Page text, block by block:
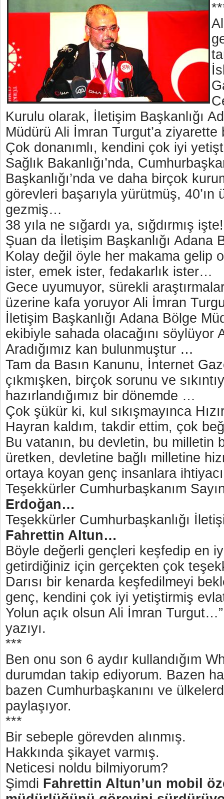
Kurulu olarak, İletişim Başkanlığı
Müdürü Ali İmran Turgut’a
Çok donanımlı, kendini çok iyi
Sağlık Bakanlığı’nda,
Başkanlığı’nda ve daha birçok
görevleri başarıyla yürütmüş, 40’ın
gezmiş…
38 yıla ne sığardı ya, sığdırmış işte!
Şuan da İletişim Başkanlığı Adana
Kolay değil öyle her makama gelip
ister, emek ister, fedakarlık ister…
Gece uyumuyor, sürekli
üzerine kafa yoruyor Ali İmran
İletişim Başkanlığı Adana Bölge
ekibiyle sahada olacağını söylüyor
Aradığımız kan bulunmuştur …
Tam da Basın Kanunu, İnternet
çıkmışken, birçok sorunu ve
hazırlandığımız bir dönemde …
Çok şükür ki, kul sıkışmayınca
Hayran kaldım, takdir ettim, çok
Bu vatanın, bu devletin, bu milletin
üretken, devletine bağlı milletine
ortaya koyan genç insanlara
Teşekkürler Cumhurbaşkanım
Erdoğan…
Teşekkürler Cumhurbaşkanlığı
Fahrettin Altun…
Böyle değerli gençleri keşfedip en
getirdiğiniz için gerçekten çok
Darısı bir kenarda keşfedilmeyi
genç, kendini çok iyi yetiştirmiş
Yolun açık olsun Ali İmran
yazıyı.
***
Ben onu son 6 aydır kullandığım
durumdan takip ediyorum. Bazen
bazen Cumhurbaşkanını ve
paylaşıyor.
***
Bir sebeple görevden alınmış.
Hakkında şikayet varmış.
Neticesi noldu bilmiyorum?
Şimdi Fahrettin Altun’un mobil